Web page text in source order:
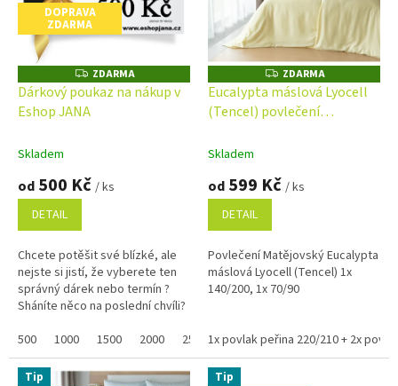
p
DOPRAVA
ZDARMA
Z
D
A
R
ZDARMA
Dárkový poukaz na nákup v
Eshop JANA
Skladem
od 500 Kč / ks
DETAIL
Chcete potěšit své blízké, ale
nejste si jistí, že vyberete ten
správný dárek nebo termín ?
Sháníte něco na poslední chvíli?
online a po...
500 1000 1500 2000 2500 3000 3500 4000 4500
Z
D
A
R
ZDARMA
Eucalypta máslová Lyocell
(Tencel) povlečení
Skladem
od 599 Kč / ks
DETAIL
Povlečení Matějovský Eucalypta
máslová Lyocell (Tencel) 1x
140/200, 1x 70/90
1x povlak peřina 220/210 + 2x
Tip
Tip